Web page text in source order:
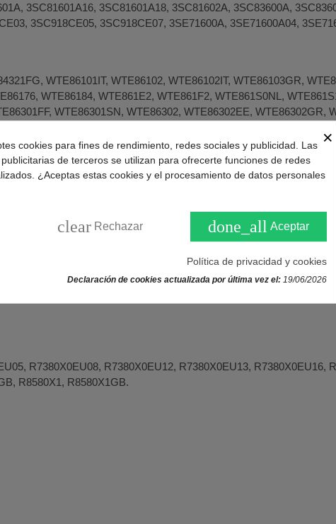
3SC81601A16, 3SC81601A18, 3SC81602A, 3SC83600A,
3SC918CE05, 3SC918CE07, 3SE71600A, 3SE71600A04,
WTE86101IT, WTE86102, WTE86102IT, WTE86103GR,
WTE86184, WTE861E2, WTE861F2, WTE861S0NL,
WTE86301SN, WTE86302, WTE86302EE, WTE86302GR,
WTE86303GR, WTE86303NL, WTE86303SN, WTE86304,
WTE86305BY, WTE86305FF, WTE86305NL, WTE86307FF,
WTE86320NL, WTE86321NL, WTE86361SN, WTE86370NL,
WTE86381SN, WTE86382FG, WTE86382NL, WTE863D2NL,
WTS86510TR, WTS86511, WTS86511CH, WTS86511FF,
WTS86512FF, WTS86512IT, WTS86512NL, WTS86512SN,
WTS86515IT, WTS8651D, WTS8651STR, WTS86581NL,
WTV76381NL, WTV76385, WTW84390FG, WTW86160IT,
WTW86560GB, WTW86560IT, WTW86561IT, WTW86562IT,
R7380X0EU08, R7380X0EU12, R7380X0EU13, R7380X0EU16,
R8580X1, R8580X1GB.
×
cookies para fines de rendimiento, redes sociales y publicidad. Las
de terceros se utilizan para ofrecerte funciones de redes
¿Aceptas estas cookies y el procesamiento de datos personales
clear Rechazar done_all Aceptar
Política de privacidad y cookies
Declaración de cookies actualizada por última vez el: 19/06/2026